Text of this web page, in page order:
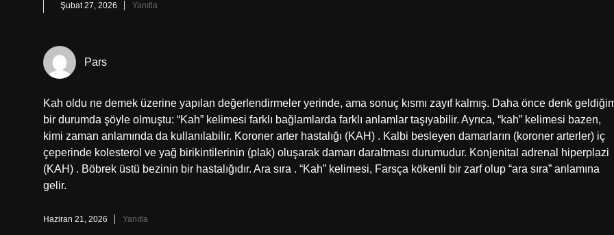
Şubat 27, 2026 Yanıtla
Pars
Kah oldu ne demek üzerine yapılan değerlendirmeler yerinde, ama sonuç kısmı zayıf kalmış. Daha önce denk
bir durumda şöyle olmuştu: “Kah” kelimesi farklı bağlamlarda farklı anlamlar taşıyabilir. Ayrıca, “kah” kelimesi bazen,
kimi zaman anlamında da kullanılabilir. Koroner arter hastalığı (KAH) . Kalbi besleyen damarların (koroner arterler) iç
çeperinde kolesterol ve yağ birikintilerinin (plak) oluşarak damarı daraltması durumudur. Konjenital adrenal hiperplazi
(KAH) . Böbrek üstü bezinin bir hastalığıdır. Ara sıra . “Kah” kelimesi, Farsça kökenli bir zarf olup “ara sıra” anlamına
gelir.
Haziran 21, 2026 Yanıtla